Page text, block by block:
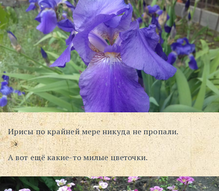
Ирисы по крайней мере никуда не пропали.
А вот ещё какие-то милые цветочки.